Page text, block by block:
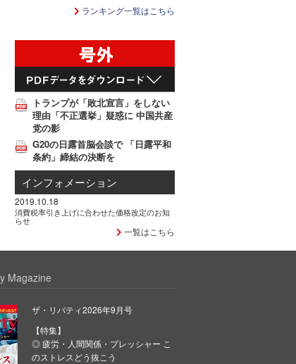
ランキング一覧はこちら
トランプが「敗北宣言」をしない
理由「不正選挙」疑惑に 中国共産
党の影
G20の日露首脳会談で 「日露平和
条約」締結の決断を
インフォメーション
2019.10.18
消費税率引き上げに合わせた価格改定のお知
らせ
一覧はこちら
Magazine
ザ・リバティ2026年9月号
【特集】
◎ 疲労・人間関係・プレッシャー こ
のストレスどう抜こう